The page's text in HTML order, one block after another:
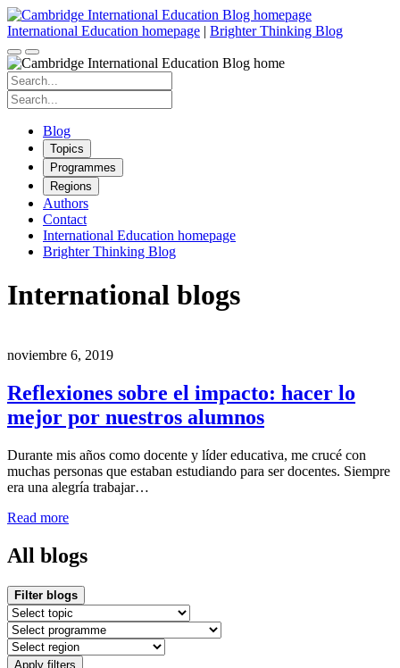
Skip
to
content
International Education homepage | Brighter Thinking Blog
Search
for:
Search
for:
Blog
Topics
Programmes
Regions
Authors
Contact
International Education homepage
Brighter Thinking Blog
International blogs
noviembre 6, 2019
Reflexiones sobre el impacto: hacer lo
mejor por nuestros alumnos
Durante mis años como docente y líder educativa, me crucé con
muchas personas que estaban estudiando para ser docentes. Siempre
era una alegría trabajar…
Read more
All blogs
Filter blogs